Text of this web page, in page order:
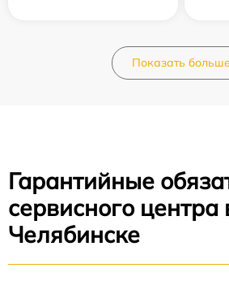
Показать больше
Гарантийные
сервисного центра
Челябинске